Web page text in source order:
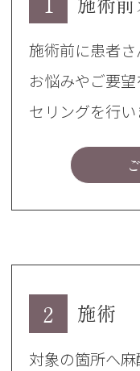
施術前に患者
お悩みやご要
セリングを行い
2 施術
対象の箇所へ